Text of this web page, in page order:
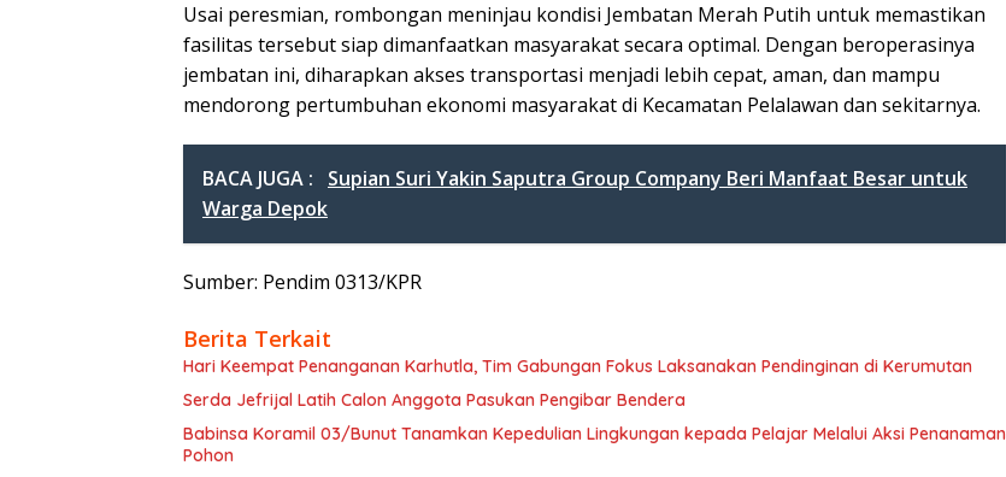
Usai peresmian, rombongan meninjau kondisi Jembatan Merah Putih untuk memastikan
fasilitas tersebut siap dimanfaatkan masyarakat secara optimal. Dengan beroperasinya
jembatan ini, diharapkan akses transportasi menjadi lebih cepat, aman, dan mampu
mendorong pertumbuhan ekonomi masyarakat di Kecamatan Pelalawan dan sekitarnya.
BACA JUGA :
Supian Suri Yakin Saputra Group Company Beri Manfaat Besar untuk
Warga Depok
Sumber: Pendim 0313/KPR
Berita Terkait
Hari Keempat Penanganan Karhutla, Tim Gabungan Fokus Laksanakan Pendinginan di Kerumutan
Serda Jefrijal Latih Calon Anggota Pasukan Pengibar Bendera
Babinsa Koramil 03/Bunut Tanamkan Kepedulian Lingkungan kepada Pelajar Melalui Aksi Penanaman
Pohon